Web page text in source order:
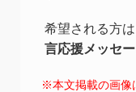
希望される方
言応援メッセ
※本文掲載の画像